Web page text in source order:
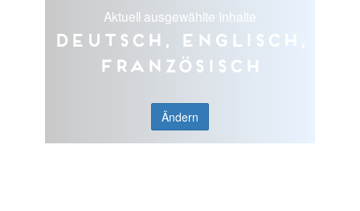
Aktuell ausgewählte Inhalte
Deutsch, Englisch,
Französisch
Ändern